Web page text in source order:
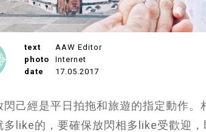
text
AAW Editor
photo
Internet
date
17.05.2017
閃己經是平日拍拖和旅遊的指定動作
多like的，要確保放閃相多like受歡迎